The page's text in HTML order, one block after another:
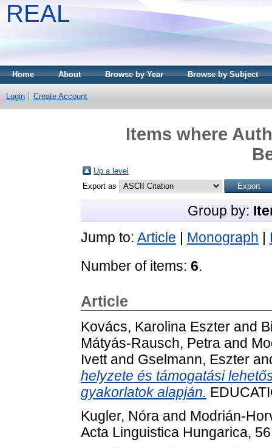
REAL
Home About Browse by Year Browse by Subject
Login Create Account
Items where
Up a level
Export as
Group by:
Jump to: Article | Monograph |
Number of items: 6.
Article
Kovács, Karolina Eszter and
Mátyás-Rausch, Petra and
Ivettand Gselmann, Eszter
helyzete és támogatási
gyakorlatok alapján.
Kugler, Nóra and Modrián-
Acta Linguistica Hungarica,